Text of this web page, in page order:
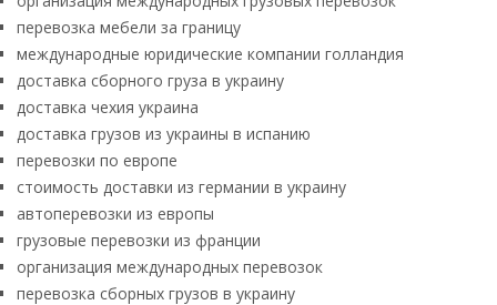
перевозка мебели за границу
международные юридические компании голландия
доставка сборного груза в украину
доставка чехия украина
доставка грузов из украины в испанию
перевозки по европе
стоимость доставки из германии в украину
автоперевозки из европы
грузовые перевозки из франции
организация международных перевозок
перевозка сборных грузов в украину